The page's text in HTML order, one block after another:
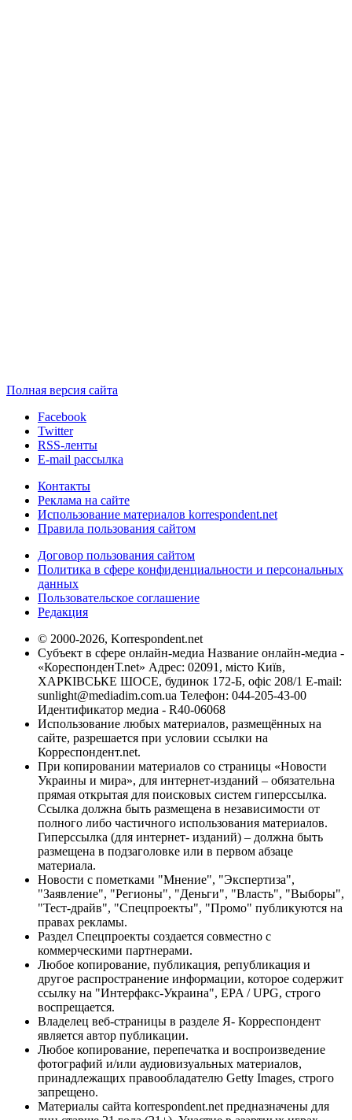
Полная версия сайта
Facebook
Twitter
RSS-ленты
E-mail рассылка
Контакты
Реклама на сайте
Использование материалов korrespondent.net
Правила пользования сайтом
Договор пользования сайтом
Политика в сфере конфиденциальности и персональных
данных
Пользовательское соглашение
Редакция
© 2000-2026, Korrespondent.net
Субъект в сфере онлайн-медиа Название онлайн-медиа -
«КореспонденТ.net» Адрес: 02091, місто Київ,
ХАРКІВСЬКЕ ШОСЕ, будинок 172-Б, офіс 208/1 E-mail:
sunlight@mediadim.com.ua Телефон: 044-205-43-00
Идентификатор медиа - R40-06068
Использование любых материалов, размещённых на
сайте, разрешается при условии ссылки на
Корреспондент.net.
При копировании материалов со страницы «Новости
Украины и мира», для интернет-изданий – обязательна
прямая открытая для поисковых систем гиперссылка.
Ссылка должна быть размещена в независимости от
полного либо частичного использования материалов.
Гиперссылка (для интернет- изданий) – должна быть
размещена в подзаголовке или в первом абзаце
материала.
Новости с пометками "Мнение", "Экспертиза",
"Заявление", "Регионы", "Деньги", "Власть", "Выборы",
"Тест-драйв", "Спецпроекты", "Промо" публикуются на
правах рекламы.
Раздел Спецпроекты создается совместно с
коммерческими партнерами.
Любое копирование, публикация, републикация и
другое распространение информации, которое содержит
ссылку на "Интерфакс-Украина", EPA / UPG, строго
воспрещается.
Владелец веб-страницы в разделе Я- Корреспондент
является автор публикации.
Любое копирование, перепечатка и воспроизведение
фотографий и/или аудиовизуальных материалов,
принадлежащих правообладателю Getty Images, строго
запрещено.
Материалы сайта korrespondent.net предназначены для